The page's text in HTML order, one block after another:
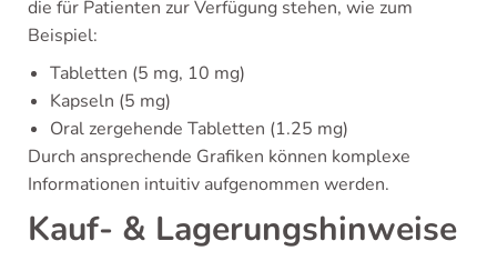
die für Patienten zur Verfügung stehen, wie zum
Beispiel:
Tabletten (5 mg, 10 mg)
Kapseln (5 mg)
Oral zergehende Tabletten (1.25 mg)
Durch ansprechende Grafiken können komplexe
Informationen intuitiv aufgenommen werden.
Kauf- & Lagerungshinweise